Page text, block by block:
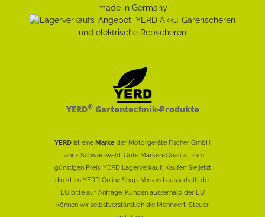
YERD®Gartentechnik-Produkte
YERD ist eine Marke der Motorgeräte Fischer GmbH
Lahr - Schwarzwald: Gute Marken-Qualität zum
günstigen Preis. YERD Lagerverkauf: Kaufen Sie jetzt
direkt im YERD Online Shop. Versand ausserhalb der
EU bitte auf Anfrage. Kunden ausserhalb der EU
können wir selbstverständlich die Mehrwert-Steuer